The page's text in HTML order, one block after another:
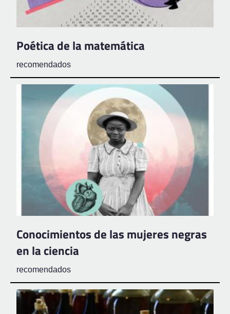
Poética de la matemática
recomendados
Conocimientos de las mujeres negras
en la ciencia
recomendados